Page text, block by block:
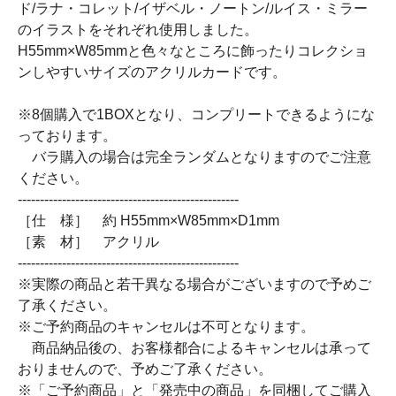
ド/ラナ・コレット/イザベル・ノートン/ルイス・ミラー
のイラストをそれぞれ使用しました。
H55mm×W85mmと色々なところに飾ったりコレクショ
ンしやすいサイズのアクリルカードです。
※8個購入で1BOXとなり、コンプリートできるようにな
っております。
バラ購入の場合は完全ランダムとなりますのでご注意
ください。
--------------------------------------------------
［仕 様］ 約 H55mm×W85mm×D1mm
［素 材］ アクリル
--------------------------------------------------
※実際の商品と若干異なる場合がございますので予めご
了承ください。
※ご予約商品のキャンセルは不可となります。
商品納品後の、お客様都合によるキャンセルは承って
おりませんので、予めご了承ください。
※「ご予約商品」と「発売中の商品」を同梱してご購入